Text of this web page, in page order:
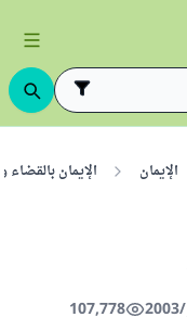
الإيمان الإيمان بالقضاء
107,778